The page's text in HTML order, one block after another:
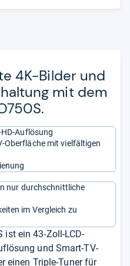
4K-​Bil­der und
mit dem
Auflösung
Oberfläche mit vielfältigen
nur durchschnittliche
im Vergleich zu
ist ein 43-Zoll-LCD-
und Smart-TV-
einen Triple-Tuner für